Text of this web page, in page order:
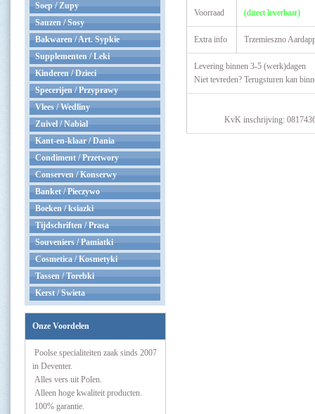
Soep / Zupy
Sauzen / Sosy
Bakwaren / Art. Sypkie
Supplementen / Leki
Kinderen / Dzieci
Specerijen / Przyprawy
Vlees / Wedliny
Zuivel / Nabial
Kant-en-klaar / Dania
Condiment / Przetwory
Conserven / Konserwy
Banket / Pieczywo
Boeken / ksiazki
Tijdschriften / Prasa
Souveniers / Pamiatki
Cosmetica / Kosmetyki
Tassen / Torebki
Kerst / Swieta
Onze Voordelen
Poolse specialiteiten zaak sinds 2007
in Deventer.
Alles vers uit Polen.
Alleen hoge kwaliteit producten.
100% garantie.
Voorraad (direct leverbaar)
Extra info Trzemieszno
Levering binnen 3-5 (werk)dagen
Niet tevreden? Terugsturen kan
KvK inschrijving: